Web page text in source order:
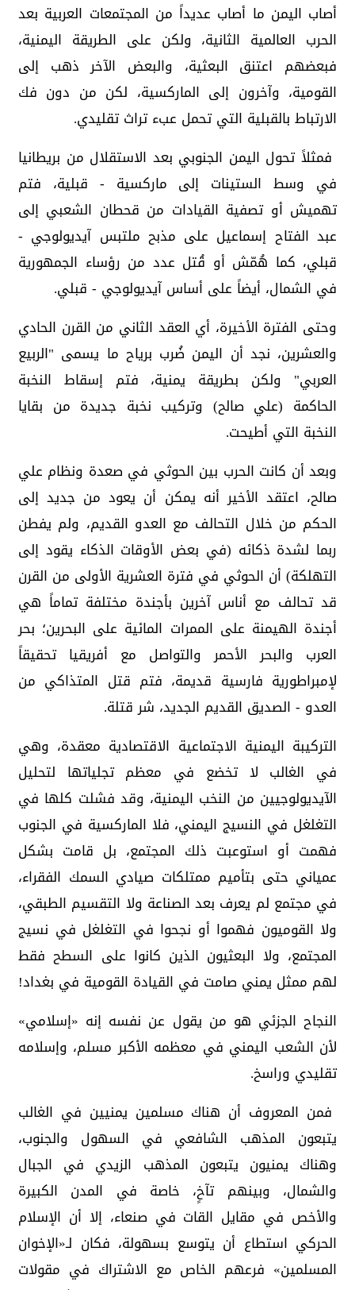
أصاب اليمن ما أصاب عديداً من المجتمعات العربية بعد
الحرب العالمية الثانية، ولكن على الطريقة اليمنية،
فبعضهم اعتنق البعثية، والبعض الآخر ذهب إلى
القومية، وآخرون إلى الماركسية، لكن من دون فك
الارتباط بالقبلية التي تحمل عبء تراث تقليدي.
فمثلاً تحول اليمن الجنوبي بعد الاستقلال من بريطانيا
في وسط الستينات إلى ماركسية - قبلية، فتم
تهميش أو تصفية القيادات من قحطان الشعبي إلى
عبد الفتاح إسماعيل على مذبح ملتبس آيديولوجي -
قبلي، كما هُمّش أو قُتل عدد من رؤساء الجمهورية
في الشمال، أيضاً على أساس آيديولوجي - قبلي.
وحتى الفترة الأخيرة، أي العقد الثاني من القرن الحادي
والعشرين، نجد أن اليمن ضُرب برياح ما يسمى "الربيع
العربي" ولكن بطريقة يمنية، فتم إسقاط النخبة
الحاكمة (علي صالح) وتركيب نخبة جديدة من بقايا
النخبة التي أطيحت.
وبعد أن كانت الحرب بين الحوثي في صعدة ونظام علي
صالح، اعتقد الأخير أنه يمكن أن يعود من جديد إلى
الحكم من خلال التحالف مع العدو القديم، ولم يفطن
ربما لشدة ذكائه (في بعض الأوقات الذكاء يقود إلى
التهلكة) أن الحوثي في فترة العشرية الأولى من القرن
قد تحالف مع أناس آخرين بأجندة مختلفة تماماً هي
أجندة الهيمنة على الممرات المائية على البحرين؛ بحر
العرب والبحر الأحمر والتواصل مع أفريقيا تحقيقاً
لإمبراطورية فارسية قديمة، فتم قتل المتذاكي من
العدو - الصديق القديم الجديد، شر قتلة.
التركيبة اليمنية الاجتماعية الاقتصادية معقدة، وهي
في الغالب لا تخضع في معظم تجلياتها لتحليل
الآيديولوجيين من النخب اليمنية، وقد فشلت كلها في
التغلغل في النسيج اليمني، فلا الماركسية في الجنوب
فهمت أو استوعبت ذلك المجتمع، بل قامت بشكل
عمياني حتى بتأميم ممتلكات صيادي السمك الفقراء،
في مجتمع لم يعرف بعد الصناعة ولا التقسيم الطبقي،
ولا القوميون فهموا أو نجحوا في التغلغل في نسيج
المجتمع، ولا البعثيون الذين كانوا على السطح فقط
لهم ممثل يمني صامت في القيادة القومية في بغداد!
النجاح الجزئي هو من يقول عن نفسه إنه «إسلامي»
لأن الشعب اليمني في معظمه الأكبر مسلم، وإسلامه
تقليدي وراسخ.
فمن المعروف أن هناك مسلمين يمنيين في الغالب
يتبعون المذهب الشافعي في السهول والجنوب،
وهناك يمنيون يتبعون المذهب الزيدي في الجبال
والشمال، وبينهم تآخٍ، خاصة في المدن الكبيرة
والأخص في مقايل القات في صنعاء، إلا أن الإسلام
الحركي استطاع أن يتوسع بسهولة، فكان لـ«الإخوان
المسلمين» فرعهم الخاص مع الاشتراك في مقولات